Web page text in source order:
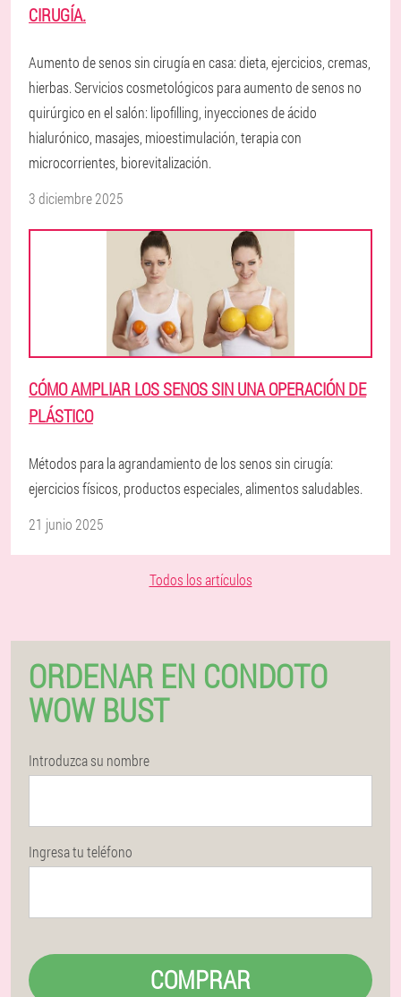
CIRUGÍA.
Aumento de senos sin cirugía en casa: dieta, ejercicios, cremas,
hierbas. Servicios cosmetológicos para aumento de senos no
quirúrgico en el salón: lipofilling, inyecciones de ácido
hialurónico, masajes, mioestimulación, terapia con
microcorrientes, biorevitalización.
3 diciembre 2025
CÓMO AMPLIAR LOS SENOS SIN UNA OPERACIÓN DE
PLÁSTICO
Métodos para la agrandamiento de los senos sin cirugía:
ejercicios físicos, productos especiales, alimentos saludables.
21 junio 2025
Todos los artículos
ORDENAR EN CONDOTO
WOW BUST
Introduzca su nombre
Ingresa tu teléfono
COMPRAR